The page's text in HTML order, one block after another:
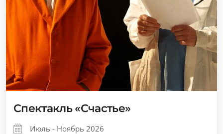
Спектакль «Счастье»
Июль - Ноябрь 2026